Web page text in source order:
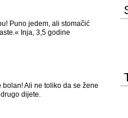
Puno jedem, ali stomačić
Inja, 3,5 godine
bolan! Ali ne toliko da se žene
dijete.